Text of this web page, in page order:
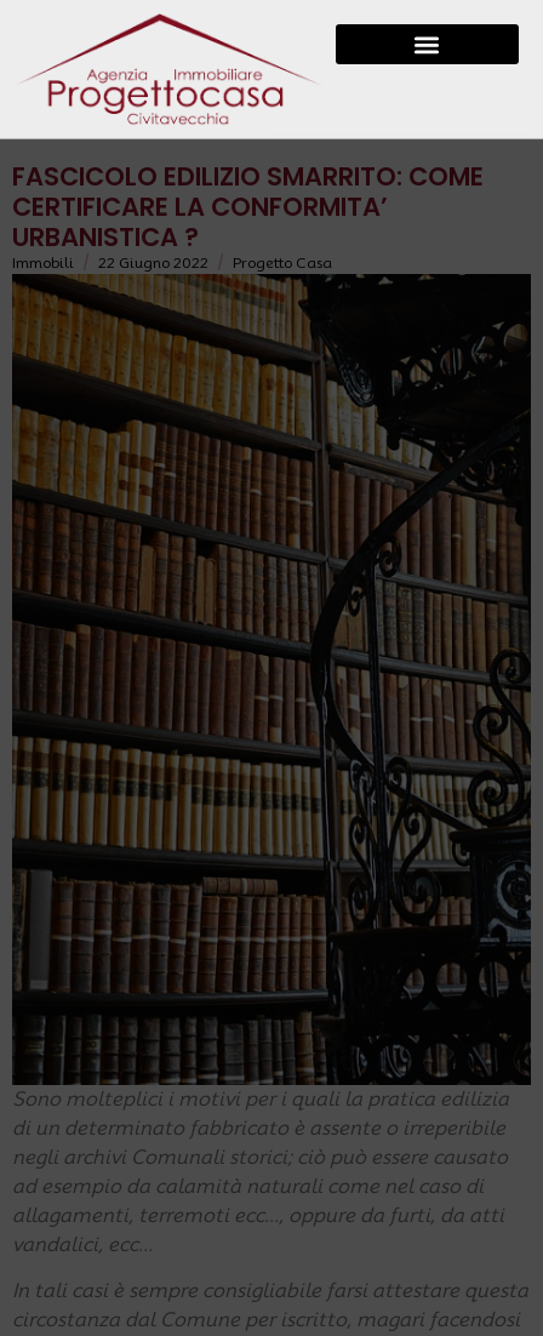
FASCICOLO EDILIZIO SMARRITO: COME
CERTIFICARE LA CONFORMITA’
URBANISTICA ?
Immobili 22 Giugno 2022 Progetto Casa
Sono molteplici i motivi per i quali la pratica edilizia
di un determinato fabbricato è assente o irreperibile
negli archivi Comunali storici; ciò può essere causato
ad esempio da calamità naturali come nel caso di
allagamenti, terremoti ecc..., oppure da furti, da atti
vandalici, ecc...
In tali casi è sempre consigliabile farsi attestare questa
circostanza dal Comune per iscritto, magari facendosi